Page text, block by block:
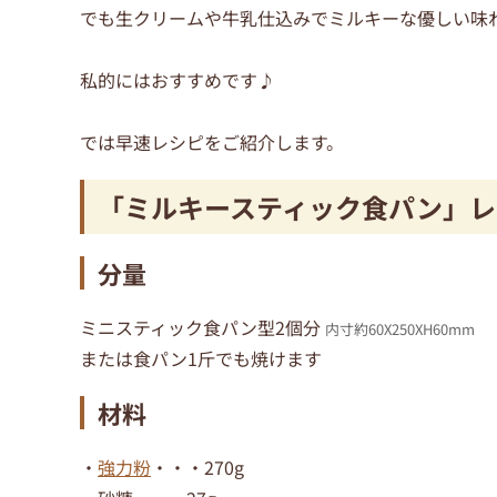
でも生クリームや牛乳仕込みでミルキーな優しい味
私的にはおすすめです♪
では早速レシピをご紹介します。
「ミルキースティック食パン」
分量
ミニスティック食パン型2個分 内寸約60X250XH60mm
または食パン1斤でも焼けます
材料
・ 強力粉 ・・・270g